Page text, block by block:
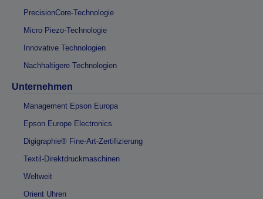
PrecisionCore-Technologie
Micro Piezo-Technologie
Innovative Technologien
Nachhaltigere Technologien
Unternehmen
Management Epson Europa
Epson Europe Electronics
Digigraphie® Fine-Art-Zertifizierung
Textil-Direktdruckmaschinen
Weltweit
Orient Uhren